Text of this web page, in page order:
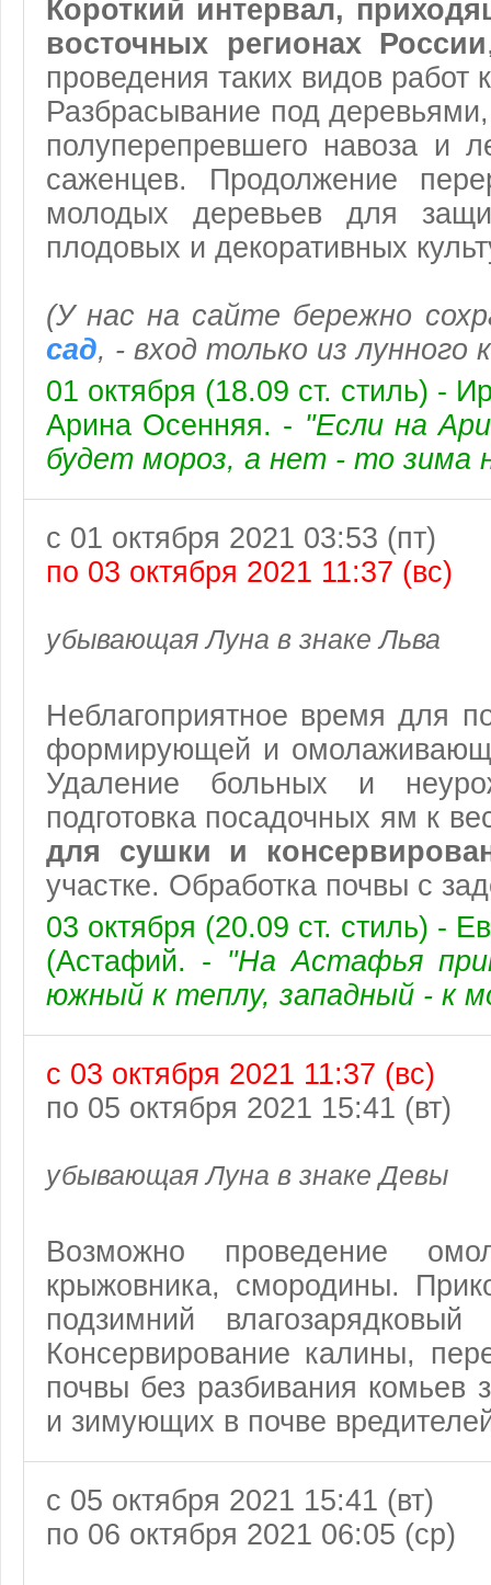
Короткий интервал,
восточных регионах России
проведения таких видов работ
Разбрасывание под
полуперепревшего навоза и
саженцев. Продолжение
молодых деревьев для
плодовых и декоративных
(У нас на сайте бережно
сад, - вход только излунного
01 октября (18.09 ст. стиль) -
Арина Осенняя. - "Если на
будет мороз, а нет - то зима
с 01 октября 2021 03:53 (пт)
по 03 октября 2021 11:37 (вс)
убывающая Луна в знаке Льва
Неблагоприятное время для
формирующей и
Удаление больных и
подготовка посадочных ям к
для сушки и
участке. Обработка почвы с
03 октября (20.09 ст. стиль) -
(Астафий. - "На Астафья
южный к теплу, западный - к
с 03 октября 2021 11:37 (вс)
по 05 октября 2021 15:41 (вт)
убывающая Луна в знаке Девы
Возможно проведение
крыжовника, смородины.
подзимний
Консервирование калины,
почвы без разбивания
и зимующих в почве
с 05 октября 2021 15:41 (вт)
по 06 октября 2021 06:05 (ср)